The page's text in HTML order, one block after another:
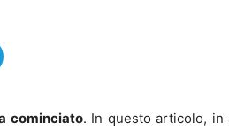
cominciato. In questo articolo, in